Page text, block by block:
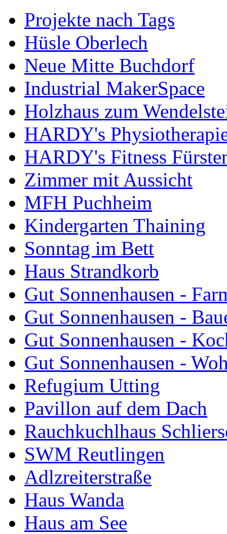
Projekte nach Tags
Hüsle Oberlech
Neue Mitte Buchdorf
Industrial MakerSpace
Holzhaus zum
HARDY's
HARDY's Fitness
Zimmer mit Aussicht
MFH Puchheim
Kindergarten Thaining
Sonntag im Bett
Haus Strandkorb
Gut Sonnenhausen -
Gut Sonnenhausen -
Gut Sonnenhausen -
Gut Sonnenhausen -
Refugium Utting
Pavillon auf dem Dach
Rauchkuchlhaus
SWM Reutlingen
Adlzreiterstraße
Haus Wanda
Haus am See